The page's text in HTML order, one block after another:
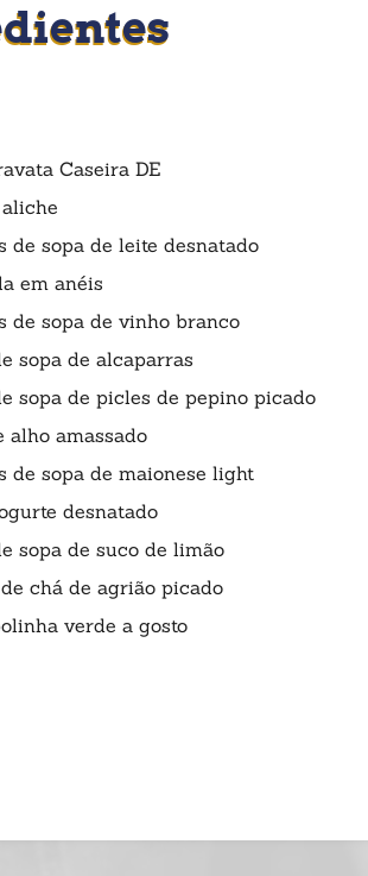
Caseira DE
de sopa de leite desnatado
em anéis
de sopa de vinho branco
sopa de alcaparras
sopa de picles de pepino picado
alho amassado
de sopa de maionese light
desnatado
sopa de suco de limão
chá de agrião picado
verde a gosto